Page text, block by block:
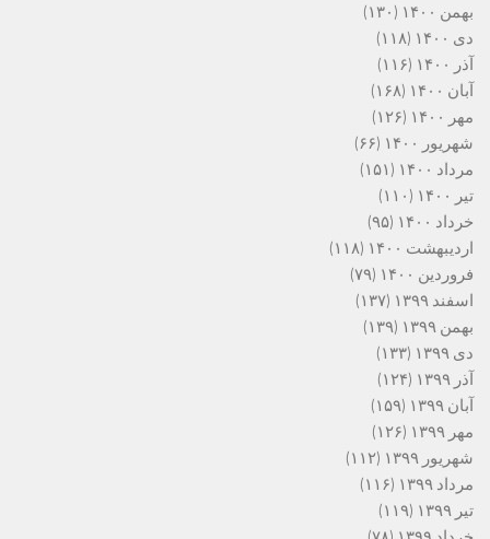
بهمن ۱۴۰۰
(۱۳۰)
دی ۱۴۰۰
(۱۱۸)
آذر ۱۴۰۰
(۱۱۶)
آبان ۱۴۰۰
(۱۶۸)
مهر ۱۴۰۰
(۱۲۶)
شهریور ۱۴۰۰
(۶۶)
مرداد ۱۴۰۰
(۱۵۱)
تیر ۱۴۰۰
(۱۱۰)
خرداد ۱۴۰۰
(۹۵)
اردیبهشت ۱۴۰۰
(۱۱۸)
فروردین ۱۴۰۰
(۷۹)
اسفند ۱۳۹۹
(۱۳۷)
بهمن ۱۳۹۹
(۱۳۹)
دی ۱۳۹۹
(۱۳۳)
آذر ۱۳۹۹
(۱۲۴)
آبان ۱۳۹۹
(۱۵۹)
مهر ۱۳۹۹
(۱۲۶)
شهریور ۱۳۹۹
(۱۱۲)
مرداد ۱۳۹۹
(۱۱۶)
تیر ۱۳۹۹
(۱۱۹)